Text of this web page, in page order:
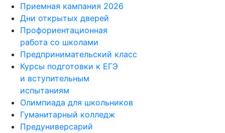
Приемная кампания 2026
Дни открытых дверей
Профориентационная
работа со школами
Предпринимательский класс
Курсы подготовки к ЕГЭ
и вступительным
испытаниям
Олимпиада для школьников
Гуманитарный колледж
Предуниверсарий